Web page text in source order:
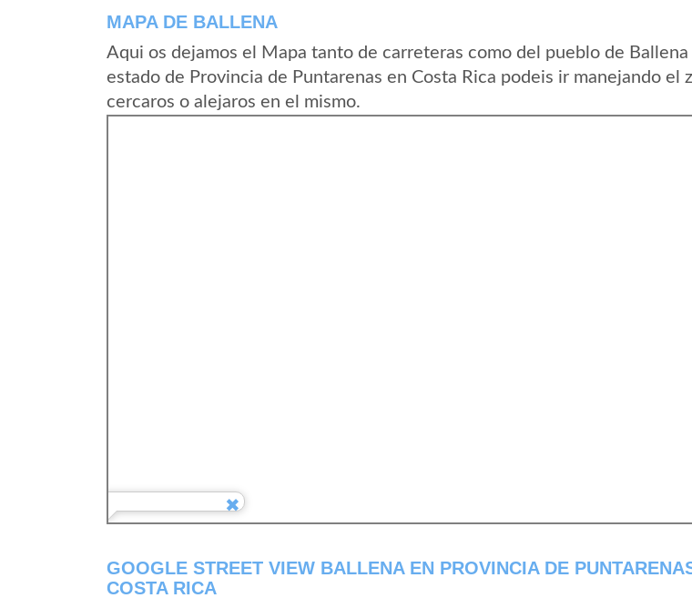
MAPA DE BALLENA
Aqui os dejamos el Mapa tanto de carreteras como del pueblo de Ballena
estado de Provincia de Puntarenas en Costa Rica podeis ir manejando el
cercaros o alejaros en el mismo.
GOOGLE STREET VIEW BALLENA EN PROVINCIA DE
COSTA RICA